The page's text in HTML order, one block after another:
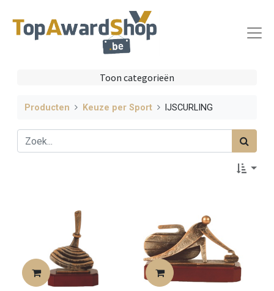
Toon categorieën
Producten Keuze per Sport IJSCURLING